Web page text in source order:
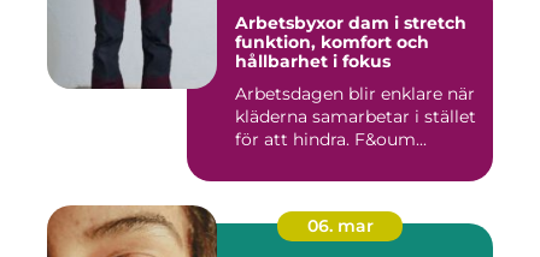
Arbetsbyxor dam i stretch
funktion, komfort och
hållbarhet i fokus
Arbetsdagen blir enklare när
kläderna samarbetar i stället
för att hindra. F&oum...
06. mar